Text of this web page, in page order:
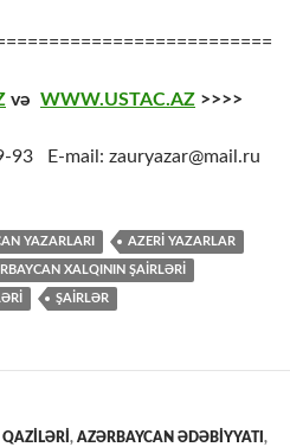
və WWW.USTAC.AZ >>>>
93 E-mail: zauryazar@mail.ru
YAZARLARI AZERİ YAZARLAR
XALQININ ŞAİRLƏRİ
ŞAİRLƏR
, AZƏRBAYCAN ƏDƏBIYYATI ,